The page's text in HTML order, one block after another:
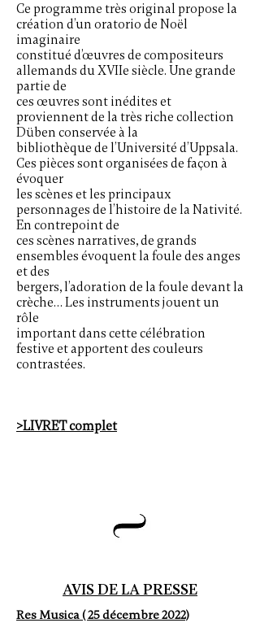
Ce programme très original propose la
création d’un oratorio de Noël
imaginaire
constitué d’œuvres de compositeurs
allemands du XVIIe siècle. Une grande
partie de
ces œuvres sont inédites et
proviennent de la très riche collection
Düben conservée à la
bibliothèque de l’Université d’Uppsala.
Ces pièces sont organisées de façon à
évoquer
les scènes et les principaux
personnages de l’histoire de la Nativité.
En contrepoint de
ces scènes narratives, de grands
ensembles évoquent la foule des anges
et des
bergers, l’adoration de la foule devant la
crèche… Les instruments jouent un
rôle
important dans cette célébration
festive et apportent des couleurs
contrastées.
>LIVRET complet
AVIS DE LA PRESSE
Res Musica ( 25 décembre 2022)